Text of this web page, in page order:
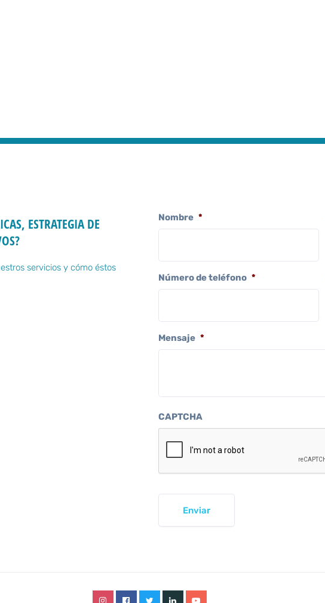
ESTRATEGIA DE
servicios y cómo éstos
Nombre *
Número de teléfono *
Mensaje *
CAPTCHA